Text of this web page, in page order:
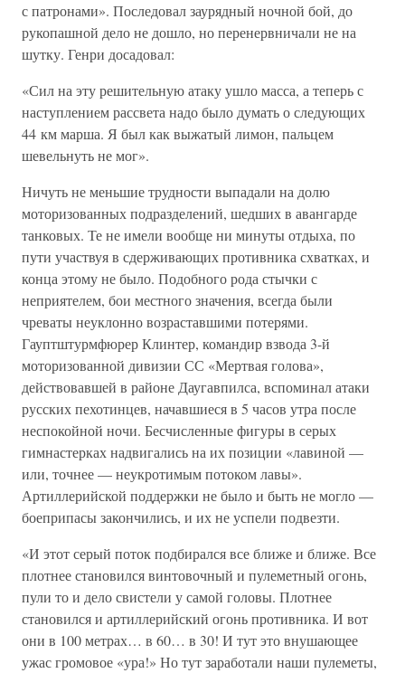
с патронами». Последовал заурядный ночной бой, до
рукопашной дело не дошло, но перенервничали не на
шутку. Генри досадовал:
«Сил на эту решительную атаку ушло масса, а теперь с
наступлением рассвета надо было думать о следующих
44 км марша. Я был как выжатый лимон, пальцем
шевельнуть не мог».
Ничуть не меньшие трудности выпадали на долю
моторизованных подразделений, шедших в авангарде
танковых. Те не имели вообще ни минуты отдыха, по
пути участвуя в сдерживающих противника схватках, и
конца этому не было. Подобного рода стычки с
неприятелем, бои местного значения, всегда были
чреваты неуклонно возраставшими потерями.
Гауптштурмфюрер Клинтер, командир взвода 3-й
моторизованной дивизии СС «Мертвая голова»,
действовавшей в районе Даугавпилса, вспоминал атаки
русских пехотинцев, начавшиеся в 5 часов утра после
неспокойной ночи. Бесчисленные фигуры в серых
гимнастерках надвигались на их позиции «лавиной —
или, точнее — неукротимым потоком лавы».
Артиллерийской поддержки не было и быть не могло —
боеприпасы закончились, и их не успели подвезти.
«И этот серый поток подбирался все ближе и ближе. Все
плотнее становился винтовочный и пулеметный огонь,
пули то и дело свистели у самой головы. Плотнее
становился и артиллерийский огонь противника. И вот
они в 100 метрах… в 60… в 30! И тут это внушающее
ужас громовое «ура!» Но тут заработали наши пулеметы,